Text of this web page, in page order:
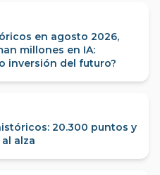
en agosto 2026,
millones en IA:
inversión del futuro?
20.300 puntos y
alza